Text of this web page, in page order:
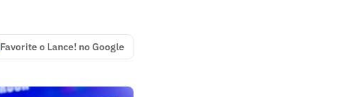
Favorite o Lance! no Google